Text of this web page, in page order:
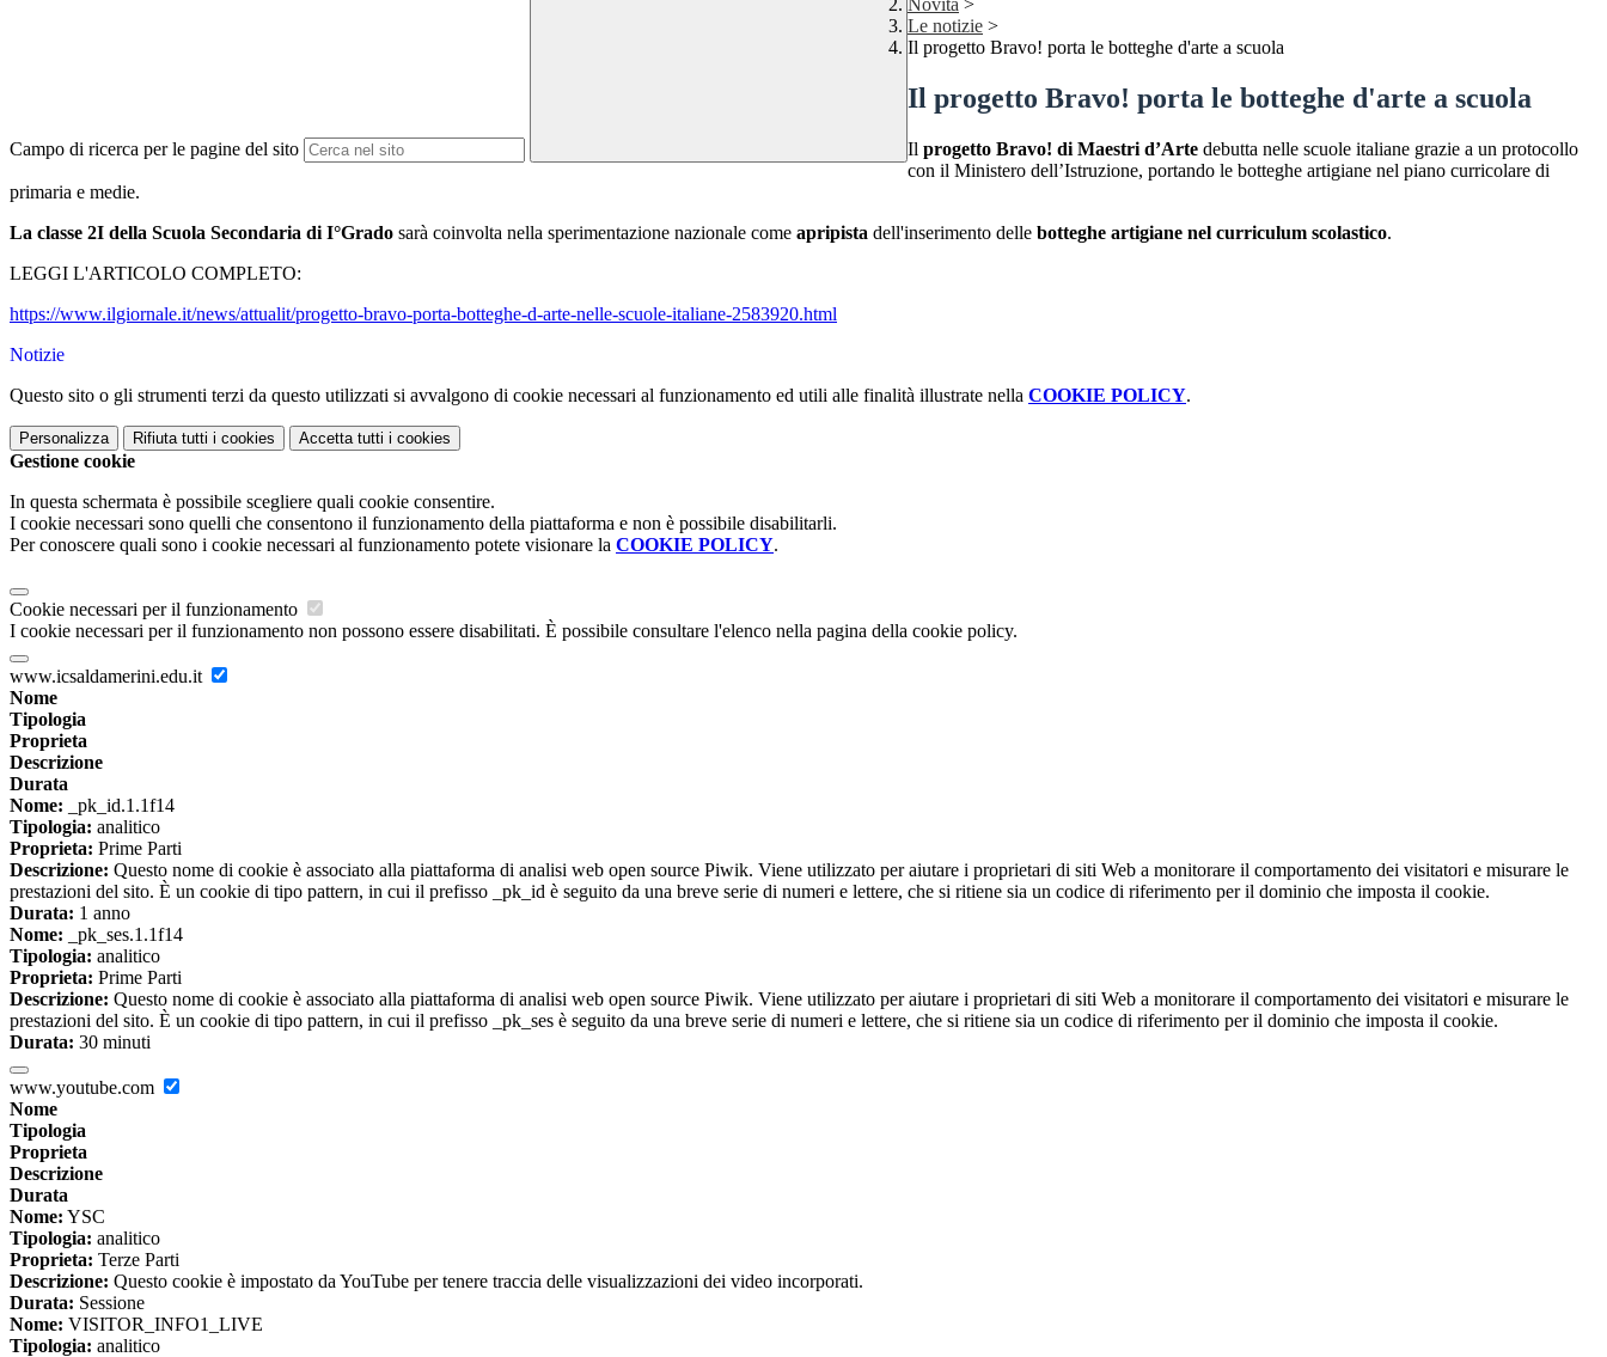
Campo di ricerca per le pagine del sito
Novità >
Le notizie >
Il progetto Bravo! porta le botteghe d'arte a scuola
Il progetto Bravo! porta le botteghe d'arte a scuola
Il progetto Bravo! di Maestri d’Arte debutta nelle scuole italiane grazie a un protocollo
con il Ministero dell’Istruzione, portando le botteghe artigiane nel piano curricolare di
primaria e medie.
La classe 2I della Scuola Secondaria di I°Grado sarà coinvolta nella sperimentazione nazionale come apripista dell'inserimento delle botteghe artigiane nel curriculum scolastico.
LEGGI L'ARTICOLO COMPLETO:
https://www.ilgiornale.it/news/attualit/progetto-bravo-porta-botteghe-d-arte-nelle-scuole-italiane-2583920.html
Notizie
Questo sito o gli strumenti terzi da questo utilizzati si avvalgono di cookie necessari al funzionamento ed utili alle finalità illustrate nella COOKIE POLICY.
Personalizza Rifiuta tutti i cookies Accetta tutti i cookies
Gestione cookie
In questa schermata è possibile scegliere quali cookie consentire.
I cookie necessari sono quelli che consentono il funzionamento della piattaforma e non è possibile disabilitarli.
Per conoscere quali sono i cookie necessari al funzionamento potete visionare la COOKIE POLICY.
Cookie necessari per il funzionamento
I cookie necessari per il funzionamento non possono essere disabilitati. È possibile consultare l'elenco nella pagina della cookie policy.
www.icsaldamerini.edu.it
Nome
Tipologia
Proprieta
Descrizione
Durata
Nome: _pk_id.1.1f14
Tipologia: analitico
Proprieta: Prime Parti
Descrizione: Questo nome di cookie è associato alla piattaforma di analisi web open source Piwik. Viene utilizzato per aiutare i proprietari di siti Web a monitorare il comportamento dei visitatori e misurare le
prestazioni del sito. È un cookie di tipo pattern, in cui il prefisso _pk_id è seguito da una breve serie di numeri e lettere, che si ritiene sia un codice di riferimento per il dominio che imposta il cookie.
Durata: 1 anno
Nome: _pk_ses.1.1f14
Tipologia: analitico
Proprieta: Prime Parti
Descrizione: Questo nome di cookie è associato alla piattaforma di analisi web open source Piwik. Viene utilizzato per aiutare i proprietari di siti Web a monitorare il comportamento dei visitatori e misurare le
prestazioni del sito. È un cookie di tipo pattern, in cui il prefisso _pk_ses è seguito da una breve serie di numeri e lettere, che si ritiene sia un codice di riferimento per il dominio che imposta il cookie.
Durata: 30 minuti
www.youtube.com
Nome
Tipologia
Proprieta
Descrizione
Durata
Nome: YSC
Tipologia: analitico
Proprieta: Terze Parti
Descrizione: Questo cookie è impostato da YouTube per tenere traccia delle visualizzazioni dei video incorporati.
Durata: Sessione
Nome: VISITOR_INFO1_LIVE
Tipologia: analitico